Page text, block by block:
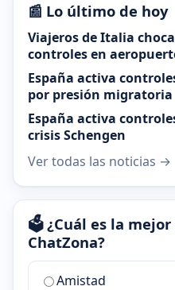
📰 Lo último de hoy
Viajeros de Italia
controles en
España activa
por presión migratoria
España activa
crisis Schengen
Ver todas las noticias →
🗳️ ¿Cuál es la
ChatZona?
¿Cuál
Amistad